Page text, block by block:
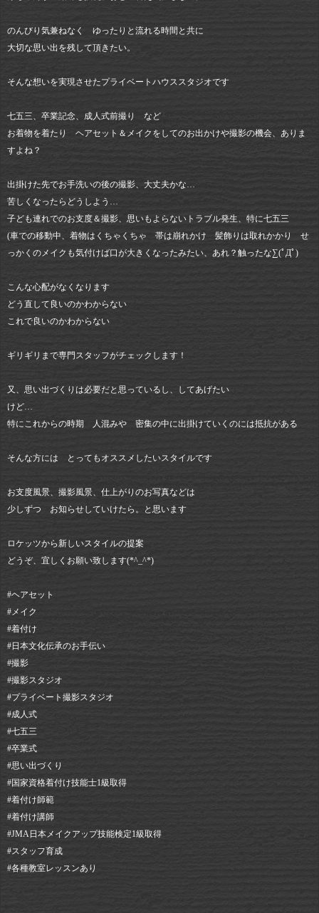
のんびり気兼ねなく ゆったりと流れる時間と共に
大切な思い出を残して頂きたい。
そんな想いを実現させたプライベートハウススタジオです
七五三、卒業記念、成人式前撮り など
お着物を着たり ヘアセット＆メイクをしてのお出かけや撮影の機会、ありま
すよね？
出掛けた先でお手洗いの後の撮影、大丈夫かな…
苦しくなったらどうしよう…
子ども連れでのお支度＆撮影、思いもよらないトラブル発生、特に七五三
(車での移動中、着物はくちゃくちゃ 帯は崩れかけ 髪飾りは取れかかり せ
っかくのメイクも気付けば口が大きくなったみたい、あれ？触ったな∑(ﾟДﾟ)
こんな心配がなくなります
どう直して良いのかわからない
これで良いのかわからない
ギリギリまで専門スタッフがチェックします！
又、思い出づくりは必要だと思っているし、してあげたい
けど…
特にこれからの時期 人混みや 密集の中に出掛けていくのには抵抗がある
そんな方には とってもオススメしたいスタイルです
お支度風景、撮影風景、仕上がりのお写真などは
少しずつ お知らせしていけたら。と思います
ロケッツから新しいスタイルの提案
どうぞ、宜しくお願い致します(*^_^*)
#ヘアセット
#メイク
#着付け
#日本文化伝承のお手伝い
#撮影
#撮影スタジオ
#プライベート撮影スタジオ
#成人式
#七五三
#卒業式
#思い出づくり
#国家資格着付け技能士1級取得
#着付け師範
#着付け講師
#JMA日本メイクアップ技能検定1級取得
#スタッフ育成
#各種教室レッスンあり